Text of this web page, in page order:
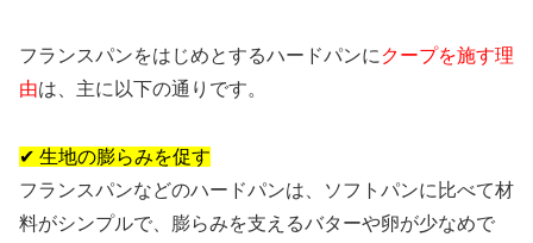
フランスパンをはじめとするハードパンにクープを施す理
由は、主に以下の通りです。
✔ 生地の膨らみを促す
フランスパンなどのハードパンは、ソフトパンに比べて材
料がシンプルで、膨らみを支えるバターや卵が少なめで